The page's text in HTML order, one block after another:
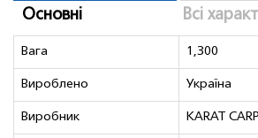
Основні Всі
Вага 1,300
Вироблено Україна
Виробник KARAT